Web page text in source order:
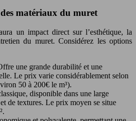
matériaux du muret
un impact direct sur l’esthétique, la
du muret. Considérez les options
une grande durabilité et une
Le prix varie considérablement selon
50 à 200€ le m³).
disponible dans une large
de textures. Le prix moyen se situe